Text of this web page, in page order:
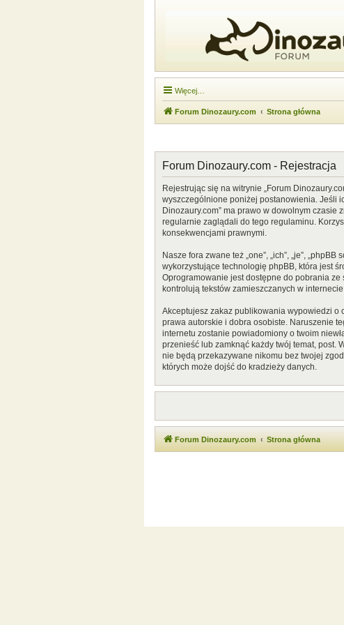
Więcej…
Forum Dinozaury.com Strona główna
Forum Dinozaury.com - Rejestracja
Rejestrując się na witrynie „Forum
wyszczególnione poniżej postanowienia. Jeśli
Dinozaury.com” ma prawo w dowolnym
regularnie zaglądali do tego regulaminu.
konsekwencjami prawnymi.
Nasze fora zwane też „one”, „ich”, „je”,
wykorzystujące technologię phpBB, która jest
Oprogramowanie jest dostępne do pobrania ze
kontrolują tekstów zamieszczanych w
Akceptujesz zakaz publikowania wypowiedzi o
prawa autorskie i dobra osobiste. Naruszenie
internetu zostanie powiadomiony o twoim
przenieść lub zamknąć każdy twój temat, post.
nie będą przekazywane nikomu bez twojej
których może dojść do kradzieży danych.
Forum Dinozaury.com Strona główna